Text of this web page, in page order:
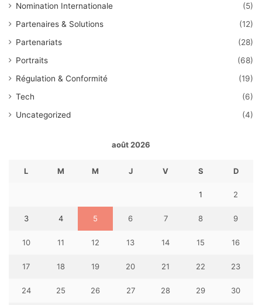
Nomination Internationale
(5)
Partenaires & Solutions
(12)
Partenariats
(28)
Portraits
(68)
Régulation & Conformité
(19)
Tech
(6)
Uncategorized
(4)
août 2026
L M M J V S D
1 2
3 4 5 6 7 8 9
10 11 12 13 14 15 16
17 18 19 20 21 22 23
24 25 26 27 28 29 30